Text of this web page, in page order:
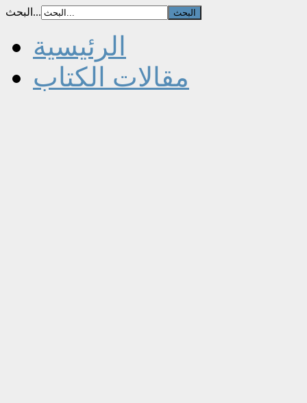
البحث...
الرئيسية
مقالات الكتاب